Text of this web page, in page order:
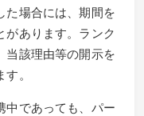
た場合には、期間を
があります。ランク
当該理由等の開示を
。
中であっても、パー